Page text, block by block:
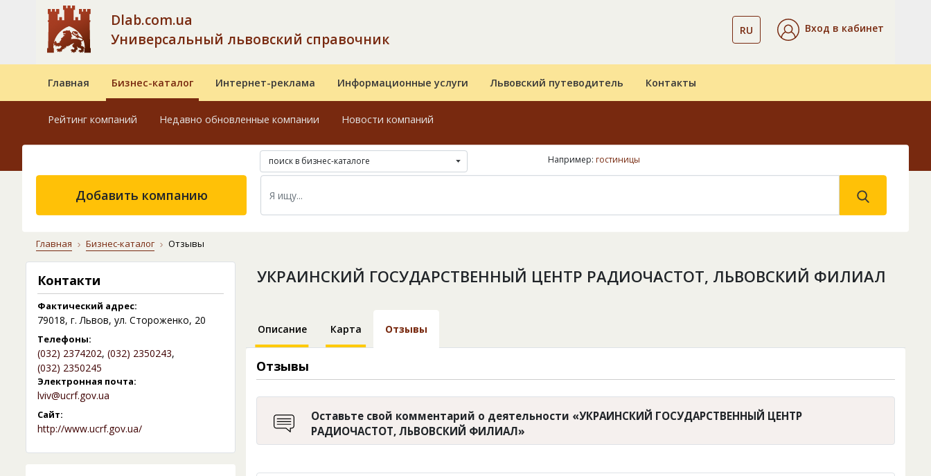
Dlab.com.ua
Универсальный львовский справочник
RU Вход в кабинет
Главная Бизнес-каталог Интернет-реклама Информационные услуги Львовский путеводитель Контакты
Рейтинг компаний Недавно обновленные компании Новости компаний
поиск в бизнес-каталоге Например: гостиницы
Добавить компанию
Главная Бизнес-каталог Отзывы
Контакти
Фактический адрес:
79018, г. Львов, ул. Стороженко, 20
Телефоны:
(032) 2374202, (032) 2350243,
(032) 2350245
Электронная почта:
lviv@ucrf.gov.ua
Сайт:
http://www.ucrf.gov.ua/
УКРАИНСКИЙ ГОСУДАРСТВЕННЫЙ ЦЕНТР РАДИОЧАСТОТ, ЛЬВОВСКИЙ ФИЛИАЛ
Описание Карта Отзывы
Отзывы
Оставьте свой комментарий о деятельности «УКРАИНСКИЙ ГОСУДАРСТВЕННЫЙ ЦЕНТР
РАДИОЧАСТОТ, ЛЬВОВСКИЙ ФИЛИАЛ»